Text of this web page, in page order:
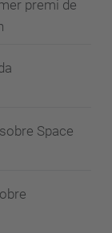
premi de
Space